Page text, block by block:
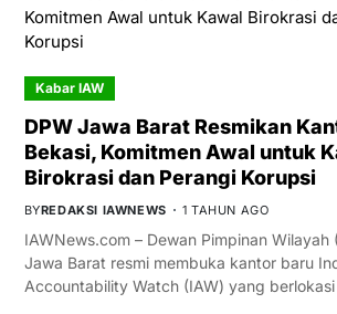
Kabar IAW
DPW Jawa Barat Resmikan
Bekasi, Komitmen Awal untuk
Birokrasi dan Perangi Korupsi
BYREDAKSI IAWNEWS 1 TAHUN AGO
IAWNews.com – Dewan Pimpinan Wilayah
Jawa Barat resmi membuka kantor baru
Accountability Watch (IAW) yang